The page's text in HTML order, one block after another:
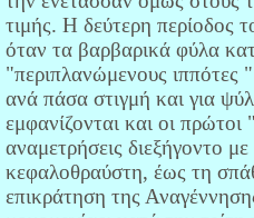
τιμής. Η δεύτερη περίοδος
όταν τα βαρβαρικά φύλα
"περιπλανώμενους ιππότες
ανά πάσα στιγμή και για
εμφανίζονται και οι
αναμετρήσεις διεξήγοντο
κεφαλοθραύστη, έως τη
επικράτηση της